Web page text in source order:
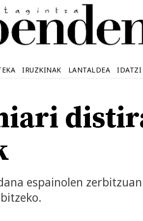
IRUZKINAK LANTALDEA IDATZI
espainolen